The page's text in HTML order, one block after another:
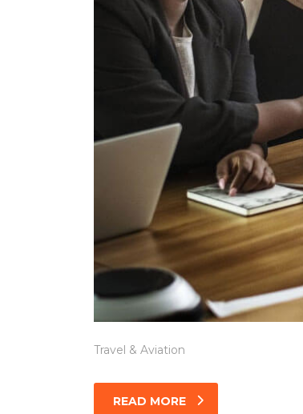
Travel & Aviation
READ MORE